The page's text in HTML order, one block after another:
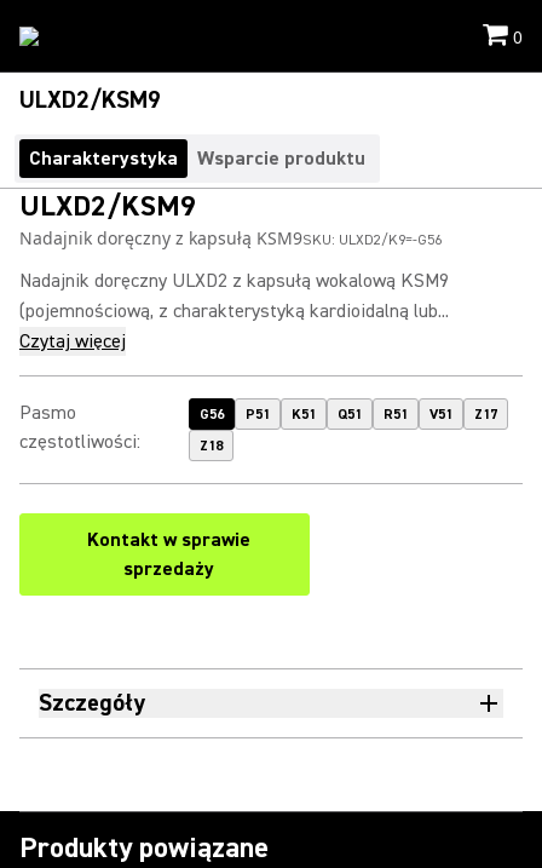
0
ULXD2/KSM9
Charakterystyka Wsparcie produktu
ULXD2/KSM9
Nadajnik doręczny z kapsułą KSM9SKU: ULXD2/K9=-G56
Nadajnik doręczny ULXD2 z kapsułą wokalową KSM9
(pojemnościową, z charakterystyką kardioidalną lub...
Czytaj więcej
Pasmo
częstotliwości:
G56 P51 K51 Q51 R51 V51
Z17
Z18
Kontakt w sprawie
sprzedaży
Szczegóły
Produkty powiązane